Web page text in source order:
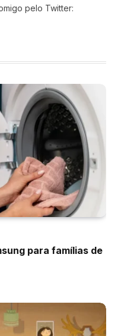
pelo Twitter:
para famílias de